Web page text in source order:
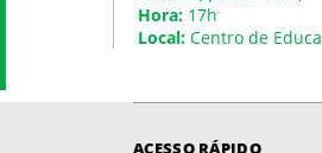
Hora: 17h
Local: Centro de
ACESSO RÁPIDO